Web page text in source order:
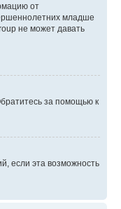
от
младше
не может давать
за помощью к
если эта возможность